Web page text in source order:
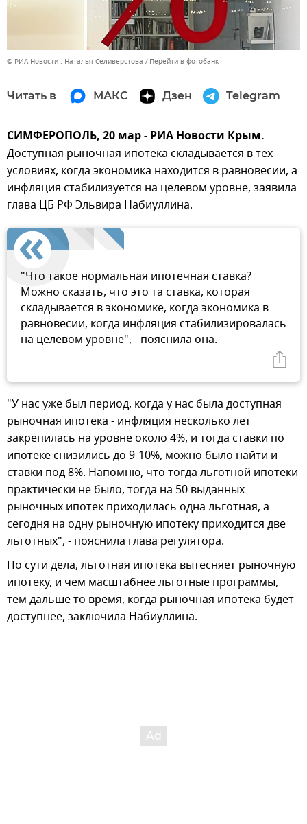
© РИА Новости . Наталья Селиверстова Перейти в фотобанк
Читать в МАКС Дзен Telegram
СИМФЕРОПОЛЬ, 20 мар - РИА Новости Крым.
Доступная рыночная ипотека складывается в тех
условиях, когда экономика находится в равновесии, а
инфляция стабилизуется на целевом уровне, заявила
глава ЦБ РФ Эльвира Набиуллина.
"Что такое нормальная ипотечная ставка?
Можно сказать, что это та ставка, которая
складывается в экономике, когда экономика в
равновесии, когда инфляция стабилизировалась
на целевом уровне", - пояснила она.
"У нас уже был период, когда у нас была доступная
рыночная ипотека - инфляция несколько лет
закрепилась на уровне около 4%, и тогда ставки по
ипотеке снизились до 9-10%, можно было найти и
ставки под 8%. Напомню, что тогда льготной ипотеки
практически не было, тогда на 50 выданных
рыночных ипотек приходилась одна льготная, а
сегодня на одну рыночную ипотеку приходится две
льготных", - пояснила глава регулятора.
По сути дела, льготная ипотека вытесняет рыночную
ипотеку, и чем масштабнее льготные программы,
тем дальше то время, когда рыночная ипотека будет
доступнее, заключила Набиуллина.